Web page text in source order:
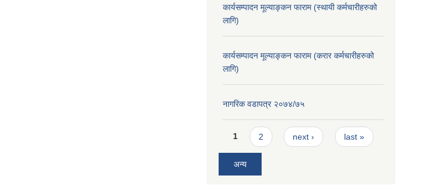
कार्यसम्पादन मूल्याङ्कन फाराम (स्थायी कर्मचारीहरुको
लागि)
कार्यसम्पादन मूल्याङ्कन फाराम (करार कर्मचारीहरुको
लागि)
नागरिक वडापत्र २०७४/७५
Pages
1 2 next › last »
अन्य